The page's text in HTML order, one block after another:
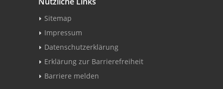
Sitemap
Impressum
Datenschutzerklärung
Erklärung zur Barrierefreiheit
Barriere melden